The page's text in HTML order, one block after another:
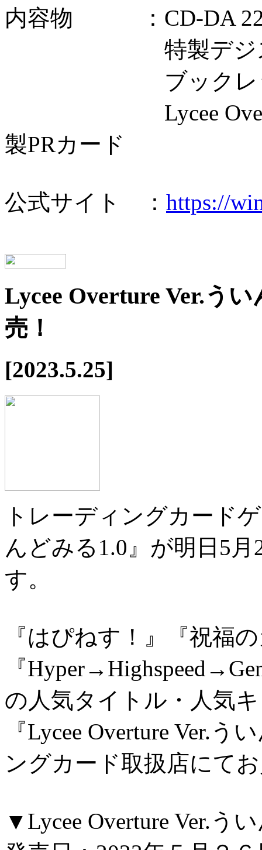
内容物 ：CD-DA
特製デジスタ
ブックレ
Lycee Overture
製PRカード
公式サイト ： https://
Lycee Overture Ver.う
売！
[2023.5.25]
トレーディングカード
んどみる1.0』が明日5
す。
『はぴねす！』『祝福
『
の人気タイトル・人気
『Lycee Overture Ver.
ングカード取扱店にて
▼Lycee Overture Ver.う